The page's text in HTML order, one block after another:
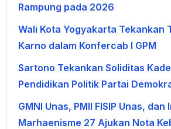
Rampung pada 2026
Wali Kota Yogyakarta Tekankan
Karno dalam Konfercab I GPM
Sartono Tekankan Soliditas
Pendidikan Politik Partai
GMNI Unas, PMII FISIP Unas, dan
Marhaenisme 27 Ajukan Nota